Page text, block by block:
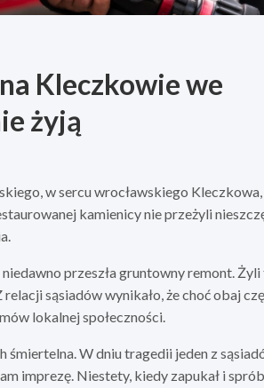
Kleczkowie we
żyją
w sercu wrocławskiego Kleczkowa,
kamienicy nie przeżyli
przeszła gruntowny remont.
sąsiadów wynikało, że choć obaj
lokalnej społeczności.
śmiertelna. W dniu tragedii jeden z
imprezę. Niestety, kiedy zapukał i